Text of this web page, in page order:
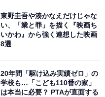
東野圭吾や湊かなえだけじゃな
い、「業と罪」を描く『映画ち
いかわ』から強く連想した映画
8選
20年間「駆け込み実績ゼロ」の
学校も…「こども110番の家」
は本当に必要？ PTAが直面する